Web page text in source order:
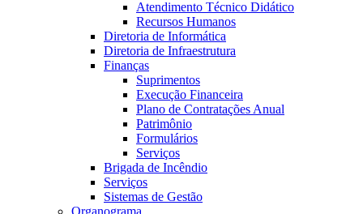
Atendimento Técnico Didático
Recursos Humanos
Diretoria de Informática
Diretoria de Infraestrutura
Finanças
Suprimentos
Execução Financeira
Plano de Contratações Anual
Patrimônio
Formulários
Serviços
Brigada de Incêndio
Serviços
Sistemas de Gestão
Organograma